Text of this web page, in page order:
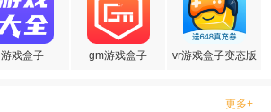
游戏盒子 gm游戏盒子 vr游戏盒子变态版
更多+